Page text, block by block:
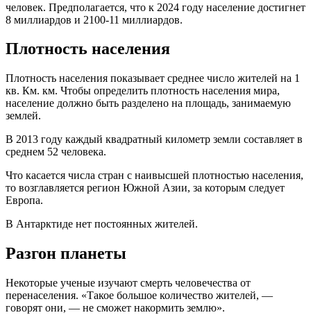
человек. Предполагается, что к 2024 году население достигнет
8 миллиардов и 2100-11 миллиардов.
Плотность населения
Плотность населения показывает среднее число жителей на 1
кв. Км. км. Чтобы определить плотность населения мира,
население должно быть разделено на площадь, занимаемую
землей.
В 2013 году каждый квадратный километр земли составляет в
среднем 52 человека.
Что касается числа стран с наивысшей плотностью населения,
то возглавляется регион Южной Азии, за которым следует
Европа.
В Антарктиде нет постоянных жителей.
Разгон планеты
Некоторые ученые изучают смерть человечества от
перенаселения. «Такое большое количество жителей, —
говорят они, — не сможет накормить землю».